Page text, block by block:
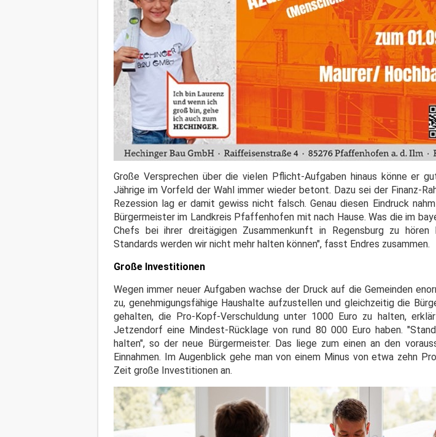
Große Versprechen über die vielen Pflicht-Aufgaben hinaus könne er
Jährige im Vorfeld der Wahl immer wieder betont. Dazu sei der Finanz-
Rezession lag er damit gewiss nicht falsch. Genau diesen Eindruck
Bürgermeister im Landkreis Pfaffenhofen mit nach Hause. Was die im
Chefs bei ihrer dreitägigen Zusammenkunft in Regensburg zu hören
Standards werden wir nicht mehr halten können", fasst Endres zusammen.
Große Investitionen
Wegen immer neuer Aufgaben wachse der Druck auf die Gemeinden
zu, genehmigungsfähige Haushalte aufzustellen und gleichzeitig die
gehalten, die Pro-Kopf-Verschuldung unter 1000 Euro zu halten,
Jetzendorf eine Mindest-Rücklage von rund 80 000 Euro haben.
halten", so der neue Bürgermeister. Das liege zum einen an den
Einnahmen. Im Augenblick gehe man von einem Minus von etwa zehn
Zeit große Investitionen an.